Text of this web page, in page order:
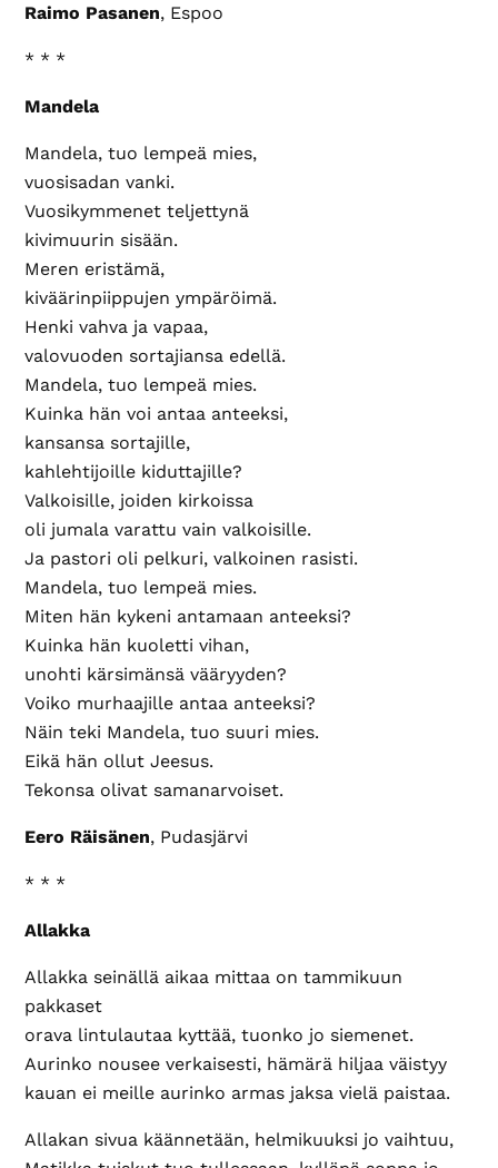
Raimo Pasanen, Espoo
* * *
Mandela
Mandela, tuo lempeä mies,
vuosisadan vanki.
Vuosikymmenet teljettynä
kivimuurin sisään.
Meren eristämä,
kiväärinpiippujen ympäröimä.
Henki vahva ja vapaa,
valovuoden sortajiansa edellä.
Mandela, tuo lempeä mies.
Kuinka hän voi antaa anteeksi,
kansansa sortajille,
kahlehtijoille kiduttajille?
Valkoisille, joiden kirkoissa
oli jumala varattu vain valkoisille.
Ja pastori oli pelkuri, valkoinen rasisti.
Mandela, tuo lempeä mies.
Miten hän kykeni antamaan anteeksi?
Kuinka hän kuoletti vihan,
unohti kärsimänsä vääryyden?
Voiko murhaajille antaa anteeksi?
Näin teki Mandela, tuo suuri mies.
Eikä hän ollut Jeesus.
Tekonsa olivat samanarvoiset.
Eero Räisänen, Pudasjärvi
* * *
Allakka
Allakka seinällä aikaa mittaa on tammikuun
pakkaset
orava lintulautaa kyttää, tuonko jo siemenet.
Aurinko nousee verkaisesti, hämärä hiljaa väistyy
kauan ei meille aurinko armas jaksa vielä paistaa.
Allakan sivua käännetään, helmikuuksi jo vaihtuu,